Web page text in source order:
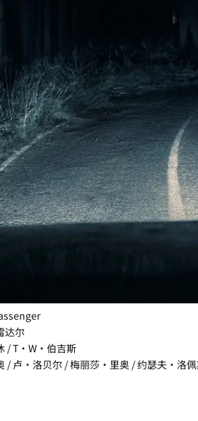
达尔
/ T·W·伯吉斯
/ 卢·洛贝尔 / 梅丽莎·里奥 / 约瑟夫·洛